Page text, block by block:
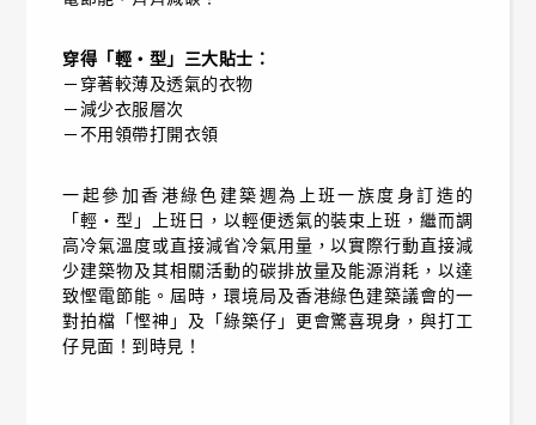
穿得「輕‧型」三大貼士：
－穿著較薄及透氣的衣物
－減少衣服層次
－不用領帶打開衣領
一起參加香港綠色建築週為上班一族度身訂造的
「輕‧型」上班日，以輕便透氣的裝束上班，繼而調
高冷氣溫度或直接減省冷氣用量，以實際行動直接減
少建築物及其相關活動的碳排放量及能源消耗，以達
致慳電節能。屆時，環境局及香港綠色建築議會的一
對拍檔「慳神」及「綠築仔」更會驚喜現身，與打工
仔見面！到時見！